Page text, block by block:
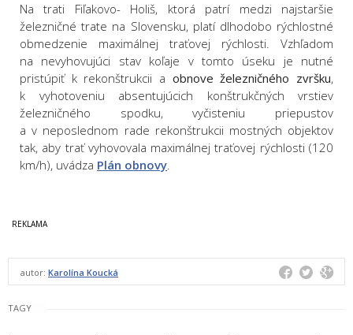
Na trati Fiľakovo- Holiš, ktorá patrí medzi najstaršie
železničné trate na Slovensku, platí dlhodobo rýchlostné
obmedzenie maximálnej traťovej rýchlosti. Vzhľadom
na nevyhovujúci stav koľaje v tomto úseku je nutné
pristúpiť k rekonštrukcii a obnove železničného zvršku,
k vyhotoveniu absentujúcich konštrukčných vrstiev
železničného spodku, vyčisteniu priepustov
a v neposlednom rade rekonštrukcii mostných objektov
tak, aby trať vyhovovala maximálnej traťovej rýchlosti (120
km/h), uvádza Plán obnovy.
autor: Karolína Koucká
TAGY